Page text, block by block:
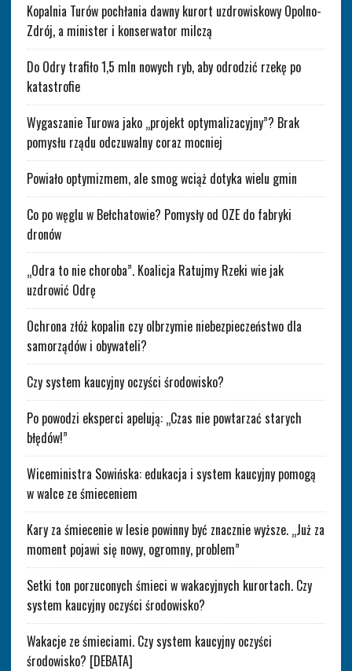
Kopalnia Turów pochłania dawny kurort uzdrowiskowy Opolno-
Zdrój, a minister i konserwator milczą
Do Odry trafiło 1,5 mln nowych ryb, aby odrodzić rzekę po
katastrofie
Wygaszanie Turowa jako „projekt optymalizacyjny”? Brak
pomysłu rządu odczuwalny coraz mocniej
Powiało optymizmem, ale smog wciąż dotyka wielu gmin
Co po węglu w Bełchatowie? Pomysły od OZE do fabryki
dronów
„Odra to nie choroba”. Koalicja Ratujmy Rzeki wie jak
uzdrowić Odrę
Ochrona złóż kopalin czy olbrzymie niebezpieczeństwo dla
samorządów i obywateli?
Czy system kaucyjny oczyści środowisko?
Po powodzi eksperci apelują: „Czas nie powtarzać starych
błędów!”
Wiceministra Sowińska: edukacja i system kaucyjny pomogą
w walce ze śmieceniem
Kary za śmiecenie w lesie powinny być znacznie wyższe. „Już za
moment pojawi się nowy, ogromny, problem”
Setki ton porzuconych śmieci w wakacyjnych kurortach. Czy
system kaucyjny oczyści środowisko?
Wakacje ze śmieciami. Czy system kaucyjny oczyści
środowisko? [DEBATA]